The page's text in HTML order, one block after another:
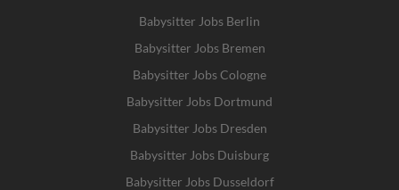
Babysitter Jobs Berlin
Babysitter Jobs Bremen
Babysitter Jobs Cologne
Babysitter Jobs Dortmund
Babysitter Jobs Dresden
Babysitter Jobs Duisburg
Babysitter Jobs Dusseldorf